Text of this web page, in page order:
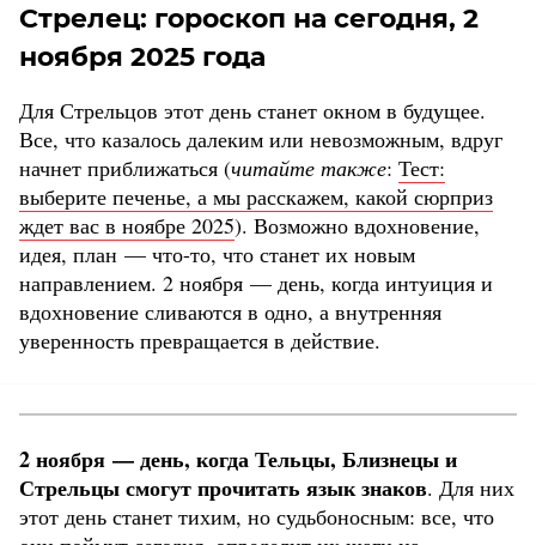
Стрелец: гороскоп на сегодня, 2
ноября 2025 года
Для Стрельцов этот день станет окном в будущее.
Все, что казалось далеким или невозможным, вдруг
начнет приближаться (читайте также: Тест:
выберите печенье, а мы расскажем, какой сюрприз
ждет вас в ноябре 2025). Возможно вдохновение,
идея, план — что-то, что станет их новым
направлением. 2 ноября — день, когда интуиция и
вдохновение сливаются в одно, а внутренняя
уверенность превращается в действие.
2 ноября — день, когда Тельцы, Близнецы и
Стрельцы смогут прочитать язык знаков. Для них
этот день станет тихим, но судьбоносным: все, что